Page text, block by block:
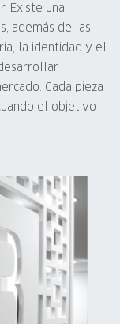
Existe una
además de las
la identidad y el
Cada pieza
el objetivo